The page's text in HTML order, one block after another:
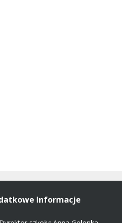
Informacje